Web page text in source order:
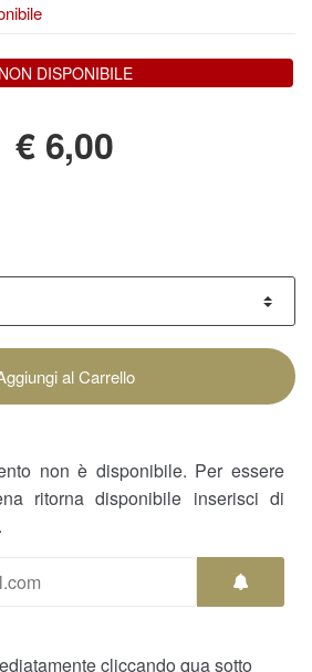
NON DISPONIBILE
€ 6,00
al Carrello
non è disponibile. Per essere
ritorna disponibile inserisci di
cliccando qua sotto